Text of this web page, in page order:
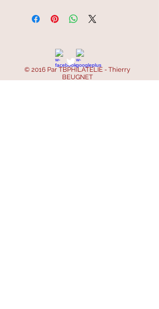
© 2016 Par TBPHILATELIE - Thierry
BEUGNET